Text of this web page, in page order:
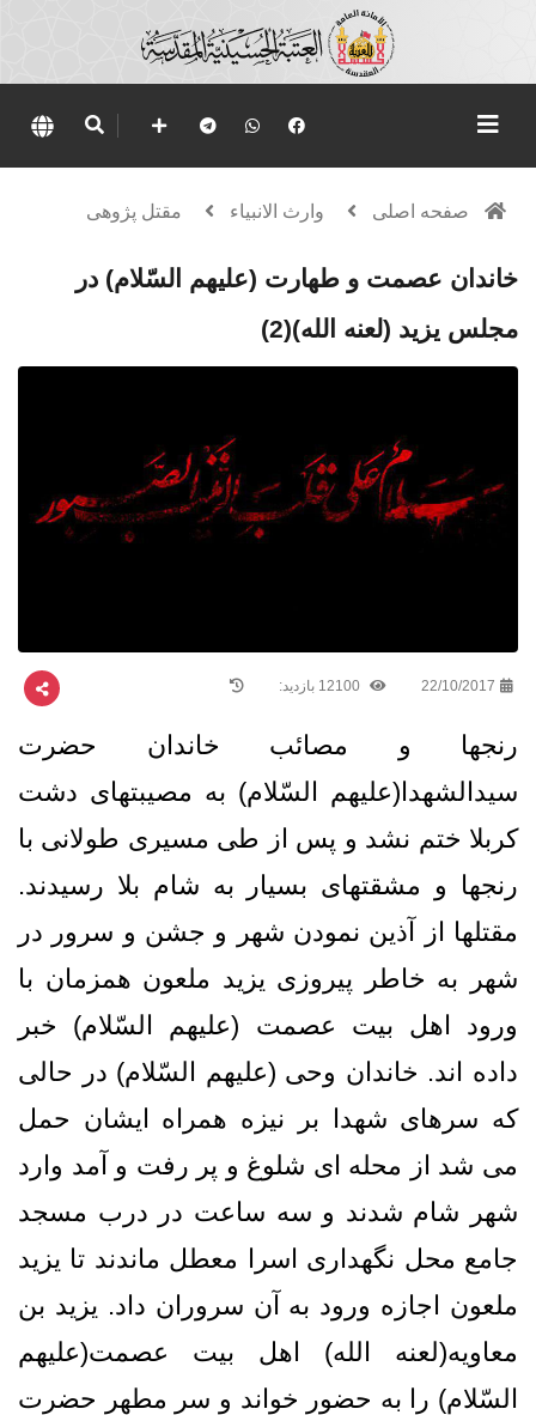
صفحه اصلی وارث الانبياء مقتل پژوهی
خاندان عصمت و طهارت (علیهم السّلام) در
مجلس یزید (لعنه الله)(2)
22/10/2017
رنجها و مصائب خاندان حضرت
سیدالشهدا(علیهم السّلام) به مصیبتهای دشت
کربلا ختم نشد و پس از طی مسیری طولانی با
رنجها و مشقتهای بسیار به شام بلا رسیدند.
مقتلها از آذین نمودن شهر و جشن و سرور در
شهر به خاطر پیروزی یزید ملعون همزمان با
ورود اهل بیت عصمت (علیهم السّلام) خبر
داده اند. خاندان وحی (علیهم السّلام) در حالی
که سرهای شهدا بر نیزه همراه ایشان حمل
می شد از محله ای شلوغ و پر رفت و آمد وارد
شهر شام شدند و سه ساعت در درب مسجد
جامع محل نگهداری اسرا معطل ماندند تا یزید
ملعون اجازه ورود به آن سروران داد. یزید بن
معاویه(لعنه الله) اهل بیت عصمت(علیهم
السّلام) را به حضور خواند و سر مطهر حضرت